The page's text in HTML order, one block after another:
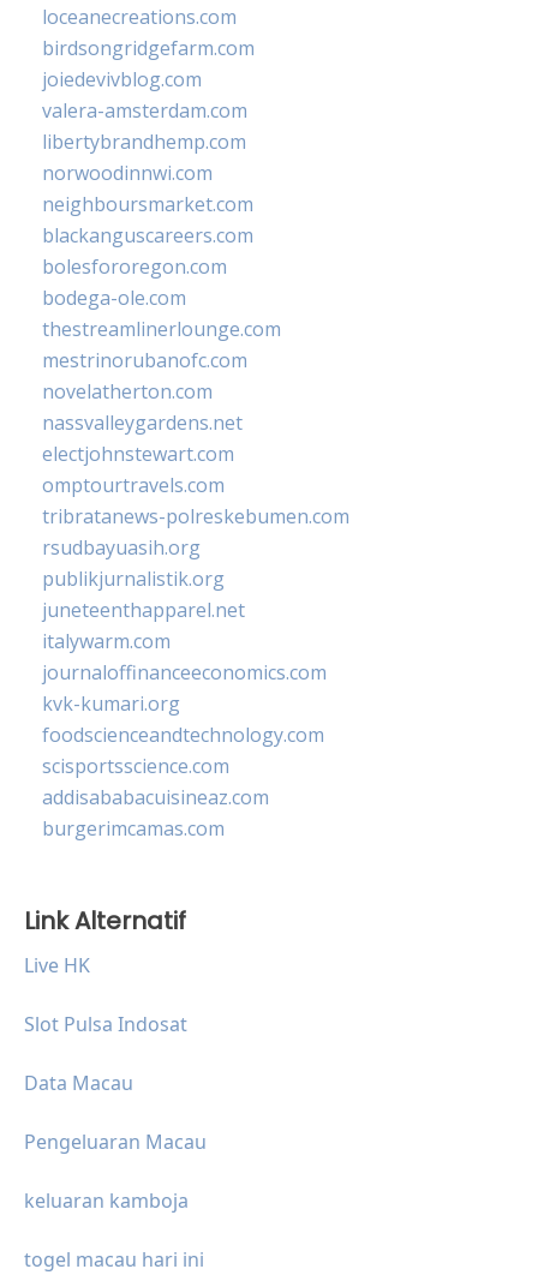
loceanecreations.com
birdsongridgefarm.com
joiedevivblog.com
valera-amsterdam.com
libertybrandhemp.com
norwoodinnwi.com
neighboursmarket.com
blackanguscareers.com
bolesfororegon.com
bodega-ole.com
thestreamlinerlounge.com
mestrinorubanofc.com
novelatherton.com
nassvalleygardens.net
electjohnstewart.com
omptourtravels.com
tribratanews-polreskebumen.com
rsudbayuasih.org
publikjurnalistik.org
juneteenthapparel.net
italywarm.com
journaloffinanceeconomics.com
kvk-kumari.org
foodscienceandtechnology.com
scisportsscience.com
addisababacuisineaz.com
burgerimcamas.com
Link Alternatif
Live HK
Slot Pulsa Indosat
Data Macau
Pengeluaran Macau
keluaran kamboja
togel macau hari ini